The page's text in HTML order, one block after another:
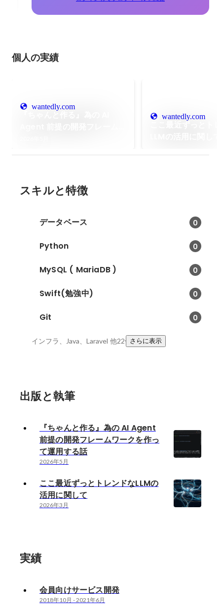
個人の実績
wantedly.com
wantedly.com
スキルと特徴
データベース 0
Python 0
MySQL ( MariaDB ) 0
Swift(勉強中) 0
Git 0
インフラ、Java、Laravel 他22件さらに表示
出版と執筆
『ちゃんと作る』為の AI Agent
前提の開発フレームワークを作っ
て運用する話
2026年5月
ここ最近ずっとトレンドなLLMの
活用に関して
2026年3月
実績
会員向けサービス開発
2018年10月 -2021年6月